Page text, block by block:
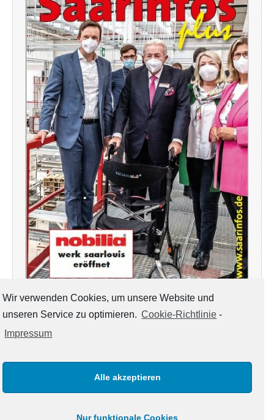
Mit Saarinfos Plus – Ausgabe Mai Juni 2021 – Ihr
Wir verwenden Cookies, um unsere Website und
unseren Service zu optimieren. Cookie-Richtlinie -
Impressum
Alle akzeptieren
Nur funktionale Cookies